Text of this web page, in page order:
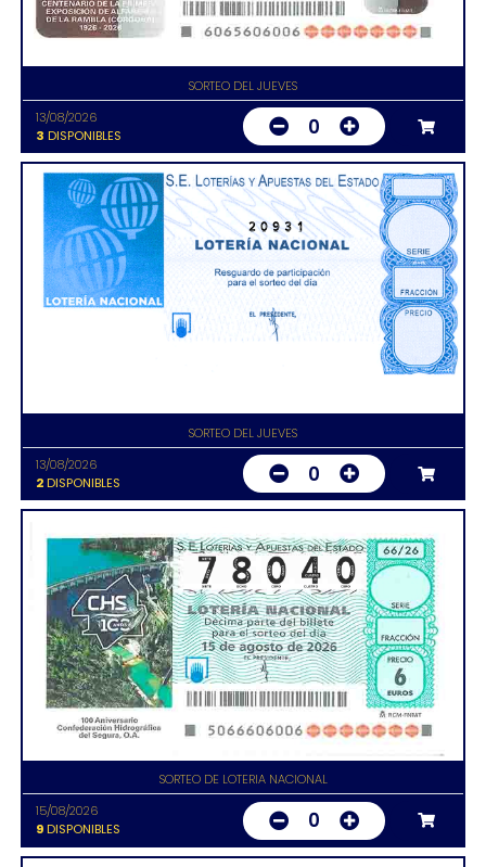
SORTEO DEL JUEVES
13/08/2026
3 DISPONIBLES 0
20931
SORTEO DEL JUEVES
13/08/2026
2DISPONIBLES 0
SORTEO DE LOTERIA NACIONAL
15/08/2026
9DISPONIBLES 0